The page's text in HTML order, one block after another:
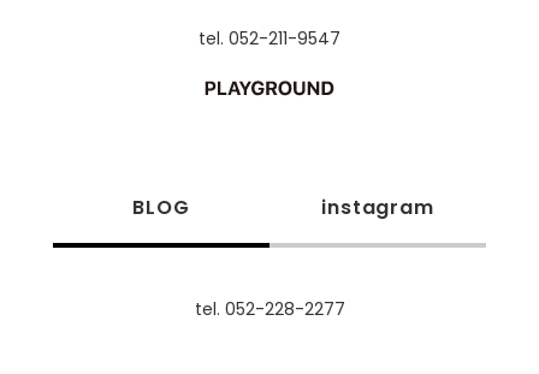
tel. 052-211-9547
BLOG instagram
tel. 052-228-2277